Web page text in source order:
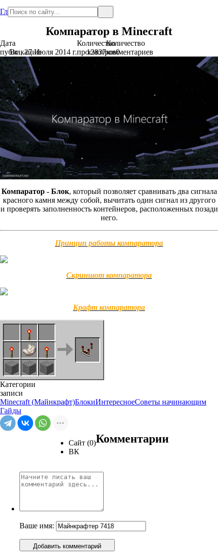
Главная
Компаратор в Minecraft
Дата
публикации
Вс., 27 Июля 2014 г.
Количество
просмотров
12837
Количество
комментариев
0
Компаратор - Блок, который позволяет сравнивать два сигнала
красного камня между собой, вычитать один сигнал из другого
и проверять заполненность контейнеров, расположенных позади
него.
Принцип работы компаратора
Скриншот компаратора
Крафт компаратора
Категории
записи
Minecraft (Майнкрафт)БлокиИнтересноеСоветы начинающим
Гайды
Сайт (0)
ВК
Комментарии
Ваше имя:
Добавить комментарий